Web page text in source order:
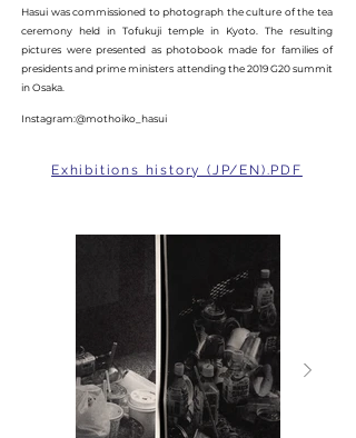
Hasui was commissioned to photograph the culture of the tea
ceremony held in Tofukuji temple in Kyoto. The resulting
pictures were presented as photobook made for families of
presidents and prime ministers attending the 2019 G20 summit
in Osaka.
Instagram:@mothoiko_hasui
Exhibitions history (JP/EN).PDF